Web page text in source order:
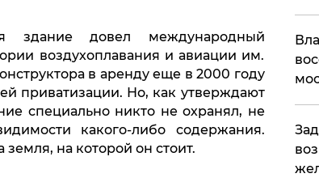
здание довел международный
воздухоплавания и авиации им.
в аренду еще в 2000 году
приватизации. Но, как утверждают
специально никто не охранял, не
какого-либо содержания.
на которой он стоит.